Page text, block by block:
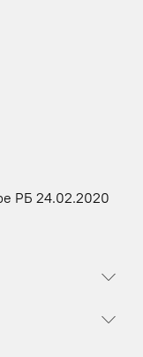
РБ 24.02.2020